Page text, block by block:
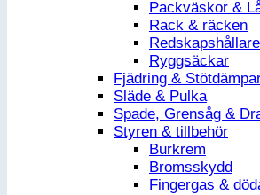
Packväskor &
Rack & räcken
Redskapshållare
Ryggsäckar
Fjädring &
Släde & Pulka
Spade, Grensåg &
Styren & tillbehör
Burkrem
Bromsskydd
Fingergas &